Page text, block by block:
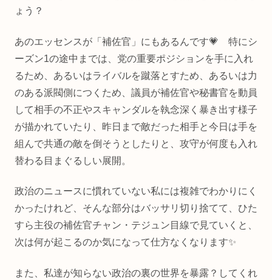
ょう？
あのエッセンスが「補佐官」にもあるんです💗 特にシ
ーズン1の途中までは、党の重要ポジションを手に入れ
るため、あるいはライバルを蹴落とすため、あるいは力
のある派閥側につくため、議員が補佐官や秘書官を動員
して相手の不正やスキャンダルを執念深く暴き出す様子
が描かれていたり、昨日まで敵だった相手と今日は手を
組んで共通の敵を倒そうとしたりと、攻守が何度も入れ
替わる目まぐるしい展開。
政治のニュースに慣れていない私には複雑でわかりにく
かったけれど、そんな部分はバッサリ切り捨てて、ひた
すら主役の補佐官チャン・テジュン目線で見ていくと、
次は何が起こるのか気になって仕方なくなります✨
また、私達が知らない政治の裏の世界を暴露？してくれ